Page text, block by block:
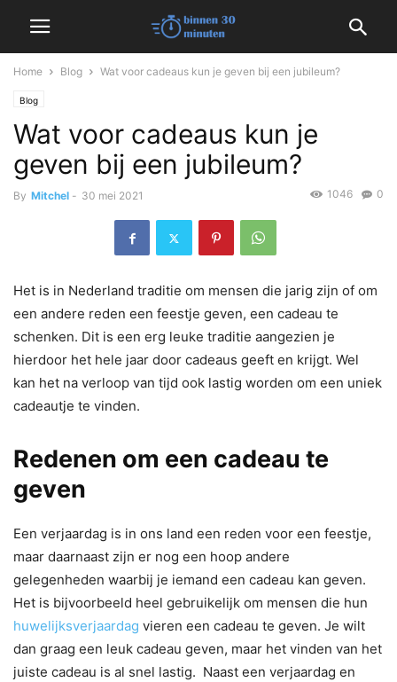
Home Blog Wat voor cadeaus kun je geven bij een jubileum?
Blog
Wat voor cadeaus kun je
geven bij een jubileum?
By Mitchel - 30 mei 2021 0
1046
Het is in Nederland traditie om mensen die jarig zijn of om
een andere reden een feestje geven, een cadeau te
schenken. Dit is een erg leuke traditie aangezien je
hierdoor het hele jaar door cadeaus geeft en krijgt. Wel
kan het na verloop van tijd ook lastig worden om een uniek
cadeautje te vinden.
Redenen om een cadeau te
geven
Een verjaardag is in ons land een reden voor een feestje,
maar daarnaast zijn er nog een hoop andere
gelegenheden waarbij je iemand een cadeau kan geven.
Het is bijvoorbeeld heel gebruikelijk om mensen die hun
huwelijksverjaardag vieren een cadeau te geven. Je wilt
dan graag een leuk cadeau geven, maar het vinden van het
juiste cadeau is al snel lastig. Naast een verjaardag en